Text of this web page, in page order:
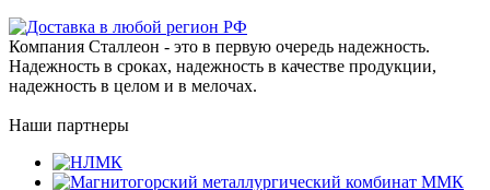
Компания Сталлеон - это в первую очередь надежность.
Надежность в сроках, надежность в качестве продукции,
надежность в целом и в мелочах.
Наши партнеры